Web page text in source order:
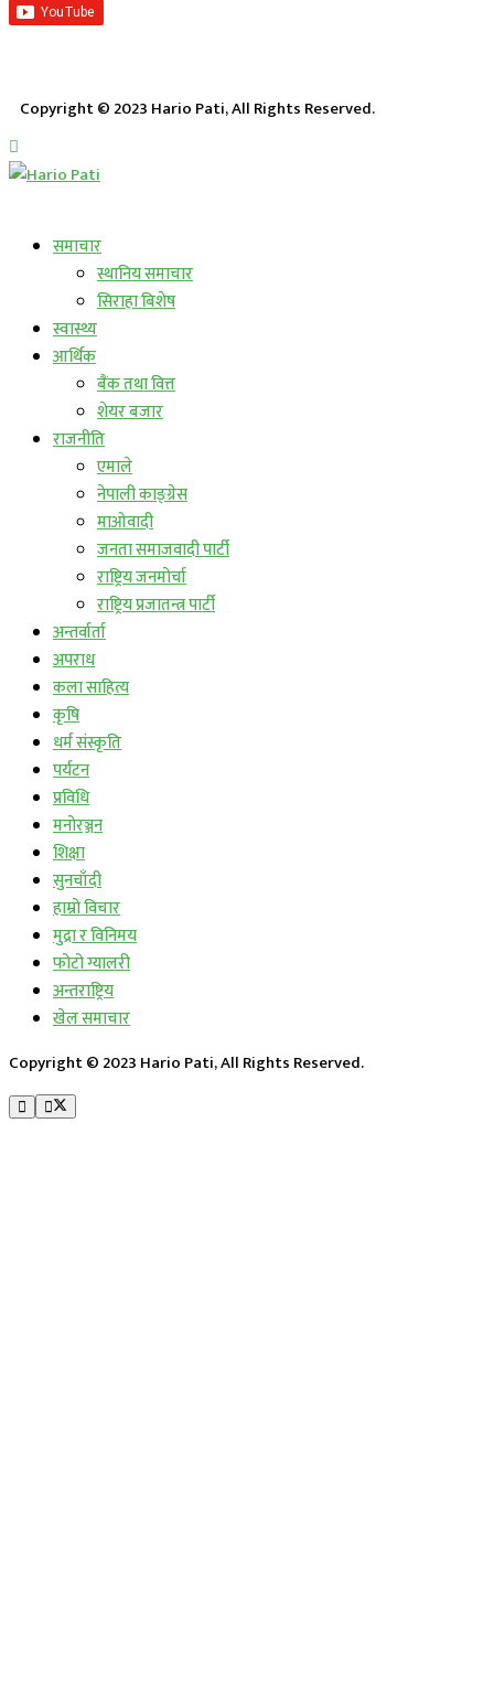
Copyright © 2023 Hario Pati, All Rights Reserved.
समाचार
स्थानिय समाचार
सिराहा बिशेष
स्वास्थ्य
आर्थिक
बैंक तथा वित्त
शेयर बजार
राजनीति
एमाले
नेपाली काङ्ग्रेस
माओवादी
जनता समाजवादी पार्टी
राष्ट्रिय जनमोर्चा
राष्ट्रिय प्रजातन्त्र पार्टी
अन्तर्वार्ता
अपराध
कला साहित्य
कृषि
धर्म संस्कृति
पर्यटन
प्रविधि
मनोरञ्जन
शिक्षा
सुनचाँदी
हाम्रो विचार
मुद्रा र विनिमय
फोटो ग्यालरी
अन्तराष्ट्रिय
खेल समाचार
Copyright © 2023 Hario Pati, All Rights Reserved.